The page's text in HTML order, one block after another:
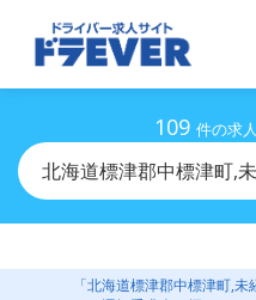
109 件の求
北海道標津郡中標津町,
「北海道標津郡中標津町,